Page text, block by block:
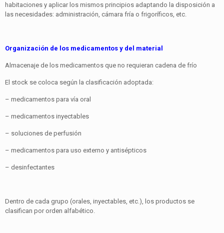
habitaciones y aplicar los mismos principios adaptando la disposición a
las necesidades: administración, cámara fría o frigoríficos, etc.
Organización de los medicamentos y del material
Almacenaje de los medicamentos que no requieran cadena de frío
El stock se coloca según la clasificación adoptada:
– medicamentos para vía oral
– medicamentos inyectables
– soluciones de perfusión
– medicamentos para uso externo y antisépticos
– desinfectantes
Dentro de cada grupo (orales, inyectables, etc.), los productos se
clasifican por orden alfabético.